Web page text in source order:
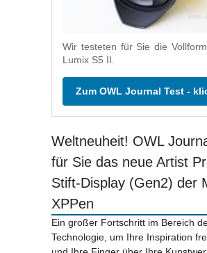
Wir testeten für Sie die
Lumix S5 II.
Zum OWL Journal Test -
Weltneuheit! OWL
für Sie das neue Artist
Stift-Display (Gen2) der
XPPen
Ein großer Fortschritt im Bereich
Technologie, um Ihre Inspiration